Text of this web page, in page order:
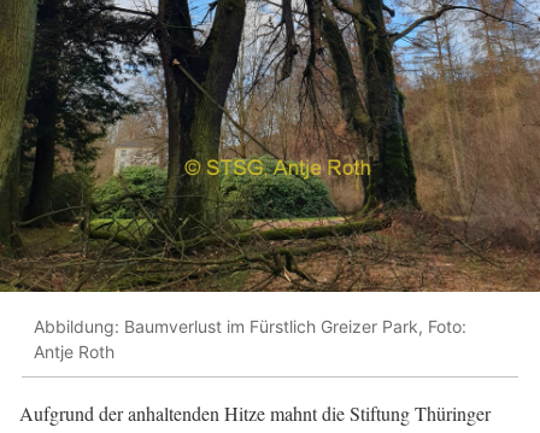
Abbildung: Baumverlust im Fürstlich Greizer Park, Foto:
Antje Roth
Aufgrund der anhaltenden Hitze mahnt die Stiftung Thüringer